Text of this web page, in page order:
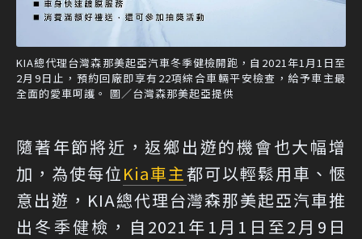
KIA總代理台灣森那美起亞汽車冬季健檢開跑，自2021年1月1日至
2月9日止，預約回廠即享有22項綜合車輛平安檢查，給予車主最
全面的愛車呵護。 圖／台灣森那美起亞提供
隨著年節將近，返鄉出遊的機會也大幅增
加，為使每位Kia車主都可以輕鬆用車、愜
意出遊，KIA總代理台灣森那美起亞汽車推
出冬季健檢，自2021年1月1日至2月9日